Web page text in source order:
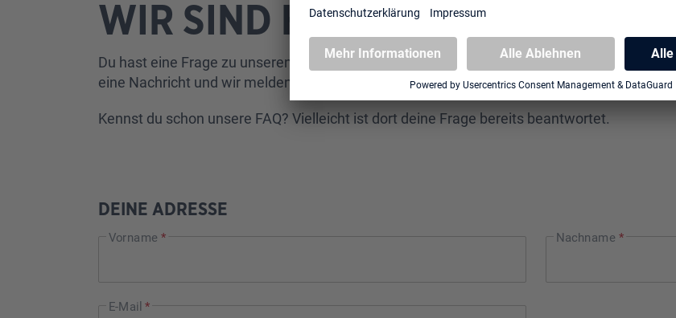
WIR SIND HUNGRIG AUF DEINE
Du hast eine Frage zu unseren Produkten, einer Bestellung oder möchtest einfach mal
eine Nachricht und wir melden uns schnellstmöglich bei dir zurück.
Kennst du schon unsere FAQ? Vielleicht ist dort deine Frage bereits beantwortet.
DEINE ADRESSE
Vorname * Nachname *
E-Mail *